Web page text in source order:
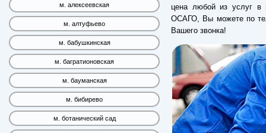
м. алексеевская
м. алтуфьево
м. бабушкинская
м. багратионовская
м. бауманская
м. бибирево
м. ботанический сад
цена любой из услуг в
ОСАГО, Вы можете по
Вашего звонка!